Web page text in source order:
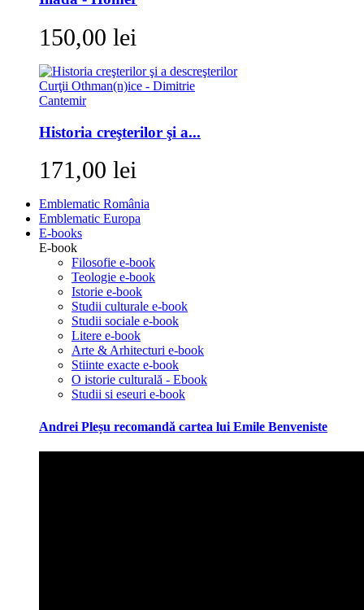
150,00 lei
Historia creşterilor şi a...
171,00 lei
Emblematic România
Emblematic Europa
E-books
E-book
Filosofie e-book
Teologie e-book
Istorie e-book
Studii culturale e-book
Studii sociale e-book
Litere e-book
Arte & Arhitecturi e-book
Stiinte exacte e-book
O istorie culturală - Ebook
Studii si eseuri e-book
Andrei Pleșu recomandă cartea lui Emile Benveniste